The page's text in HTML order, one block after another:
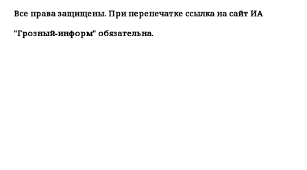
Все права защищены. При перепечатке ссылка на сайт ИА
"Грозный-информ" обязательна.